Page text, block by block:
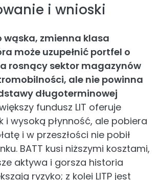
i wnioski
wąska, zmienna klasa
może uzupełnić portfel o
rosnący sektor magazynów
ale nie powinna
długoterminowej
fundusz LIT oferuje
i wysoką płynność, ale pobiera
i w przeszłości nie pobił
BATT kusi niższymi kosztami,
aktywa i gorsza historia
ryzyko; z kolei LITP jest